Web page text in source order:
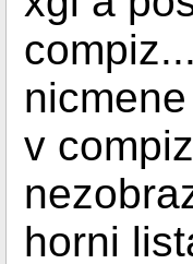
v
horni